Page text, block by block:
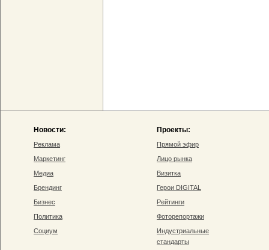
Новости:
Реклама
Маркетинг
Медиа
Брендинг
Бизнес
Политика
Социум
Проекты:
Прямой эфир
Лицо рынка
Визитка
Герои DIGITAL
Рейтинги
Фоторепортажи
Индустриальные
стандарты